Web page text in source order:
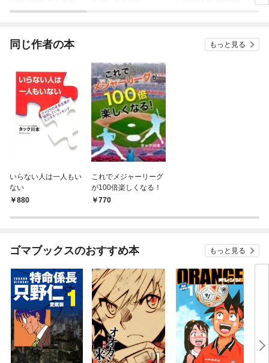
同じ作者の本 もっと見る
いらない人は一人もい
ない
880
これでメジャーリーグ
が100倍楽しくなる！
770
ゴマブックスのおすすめ本 もっと見る